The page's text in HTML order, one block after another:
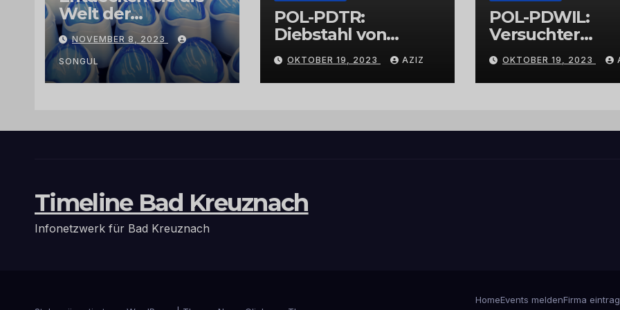
Welt der
Exklusivität:
Arganöl,
Kaktusfeigenkernöl
und
vertrauenswürdige
NOVEMBER 8, 2023
SONGUL
POL-PDTR:
Diebstahl von
Grabschmuck
OKTOBER 19, 2023 AZIZ
POL-PDWIL:
Versuchter
Einbruch im
Gewerbegebiet
Wittlich
OKTOBER 19, 2023
Timeline Bad Kreuznach
Infonetzwerk für Bad Kreuznach
HomeEvents meldenFirma